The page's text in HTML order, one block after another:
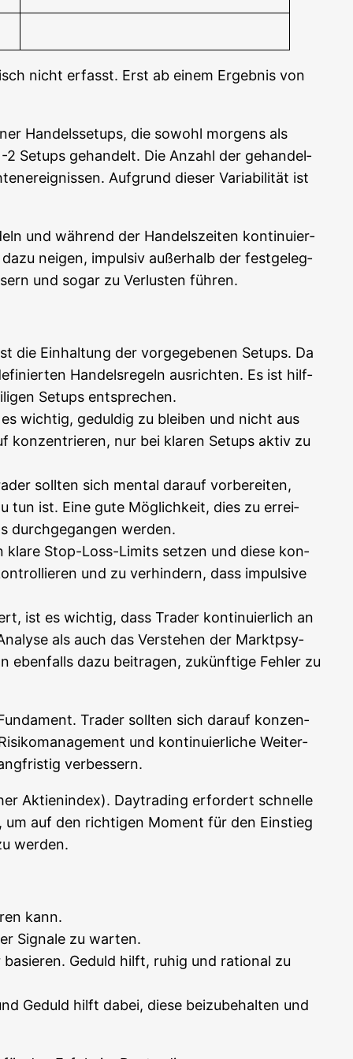
nicht erfasst. Erst ab einem Ergeb­nis von
Han­dels­set­ups, die sowohl mor­gens als
Set­ups gehan­delt. Die Anzahl der gehan­del­
Auf­grund die­ser Varia­bi­li­tät ist
und wäh­rend der Han­dels­zei­ten kon­ti­nu­ier­
nei­gen, impul­siv außer­halb der fest­ge­leg­
und sogar zu Ver­lus­ten führen.
die Ein­hal­tung der vor­ge­ge­be­nen Set­ups. Da
Han­dels­re­geln aus­rich­ten. Es ist hilf­
Set­ups entsprechen.
wich­tig, gedul­dig zu blei­ben und nicht aus
kon­zen­trie­ren, nur bei kla­ren Set­ups aktiv zu
soll­ten sich men­tal dar­auf vor­be­rei­ten,
tun ist. Eine gute Mög­lich­keit, dies zu errei­
durch­ge­gan­gen werden.
kla­re Stop-Loss-Limits set­zen und die­se kon­
und zu ver­hin­dern, dass impul­si­ve
ist es wich­tig, dass Trader kon­ti­nu­ier­lich an
als auch das Ver­ste­hen der Markt­psy­
eben­falls dazu bei­tra­gen, zukünf­ti­ge Feh­ler zu
Trader soll­ten sich dar­auf kon­zen­
und kon­ti­nu­ier­li­che Wei­ter­
verbessern.
Akti­en­in­dex). Day­tra­ding erfor­dert schnel­le
auf den rich­ti­gen Moment für den Ein­stieg
werden.
kann.
Signa­le zu warten.
Geduld hilft, ruhig und ratio­nal zu
Geduld hilft dabei, die­se bei­zu­be­hal­ten und